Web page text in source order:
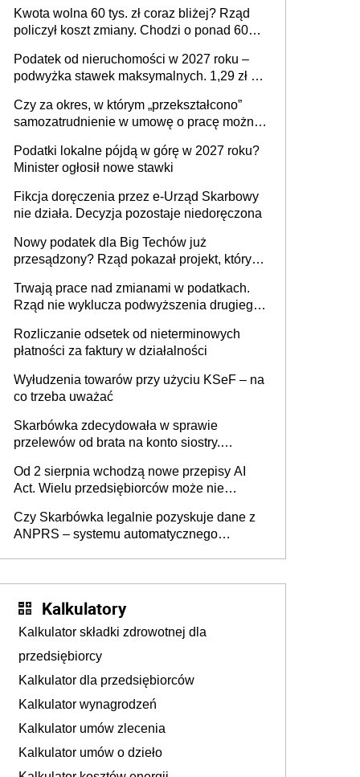
Kwota wolna 60 tys. zł coraz bliżej? Rząd
policzył koszt zmiany. Chodzi o ponad 60
Podatek od nieruchomości w 2027 roku –
podwyżka stawek maksymalnych. 1,29 zł za
budynków i lokali związanych z
prowadzeniem działalności gospodarczej
Czy za okres, w którym „przekształcono”
samozatrudnienie w umowę o pracę można
umowy cywilnoprawnej jedynym
racjonalnym wyjściem
Podatki lokalne pójdą w górę w 2027 roku?
Minister ogłosił nowe stawki
Fikcja doręczenia przez e-Urząd Skarbowy
nie działa. Decyzja pozostaje niedoręczona
Nowy podatek dla Big Techów już
przesądzony? Rząd pokazał projekt, który
Trwają prace nad zmianami w podatkach.
Rząd nie wyklucza podwyższenia drugiego
Rozliczanie odsetek od nieterminowych
płatności za faktury w działalności
Wyłudzenia towarów przy użyciu KSeF – na
co trzeba uważać
Skarbówka zdecydowała w sprawie
przelewów od brata na konto siostry.
darowizna, ale podatku jednak nie będzie
Od 2 sierpnia wchodzą nowe przepisy AI
Act. Wielu przedsiębiorców może nie
Czy Skarbówka legalnie pozyskuje dane z
ANPRS – systemu automatycznego
Kalkulatory
Kalkulator składki zdrowotnej dla
przedsiębiorcy
Kalkulator dla przedsiębiorców
Kalkulator wynagrodzeń
Kalkulator umów zlecenia
Kalkulator umów o dzieło